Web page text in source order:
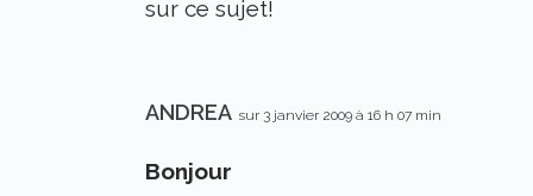
sur ce sujet!
ANDREA sur 3 janvier 2009 à 16 h 07 min
Bonjour